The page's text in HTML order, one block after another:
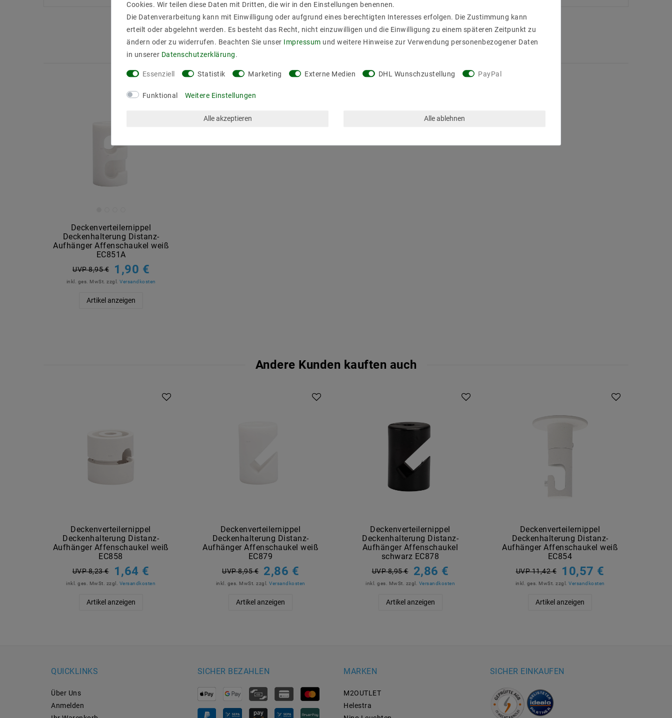
Deckenverteilernippel
Deckenhalterung Distanz-
Aufhänger Affenschaukel weiß
EC851A
UVP 8,95 € 1,90 €
inkl. ges. MwSt. zzgl. Versandkosten
Artikel anzeigen
Andere Kunden kauften auch
Deckenverteilernippel
Deckenhalterung Distanz-
Aufhänger Affenschaukel weiß
EC858
UVP 8,23 € 1,64 €
inkl. ges. MwSt. zzgl. Versandkosten
Artikel anzeigen
Deckenverteilernippel
Deckenhalterung Distanz-
Aufhänger Affenschaukel weiß
EC879
UVP 8,95 € 2,86 €
inkl. ges. MwSt. zzgl.Versandkosten
Artikel anzeigen
Deckenverteilernippel
Deckenhalterung Distanz-
Aufhänger Affenschaukel
schwarz EC878
UVP 8,95 € 2,86 €
inkl. ges. MwSt. zzgl. Versandkosten
Artikel anzeigen
Deckenverteilernippel
Deckenhalterung Distanz-
Aufhänger Affenschaukel weiß
EC854
UVP 11,42 € 10,57 €
inkl. ges. MwSt. zzgl.Versandkosten
Artikel anzeigen
QUICKLINKS
Über Uns
Anmelden
SICHER BEZAHLEN MARKEN
M2OUTLET
Helestra
SICHER EINKAUFEN
Cookies. Wir teilen diese Daten mit Dritten, die wir in den Einstellungen benennen.
Die Datenverarbeitung kann mit Einwilligung oder aufgrund eines berechtigten Interesses erfolgen. Die Zustimmung kann
erteilt oder abgelehnt werden. Es besteht das Recht, nicht einzuwilligen und die Einwilligung zu einem späteren Zeitpunkt zu
ändern oder zu widerrufen. Beachten Sie unser Impressum und weitere Hinweise zur Verwendung personenbezogener Daten
in unserer Daten­schutz­erklärung.
Essenziell Statistik Marketing Externe Medien DHL Wunschzustellung PayPal
Funktional Weitere Einstellungen
Alle akzeptieren Alle ablehnen